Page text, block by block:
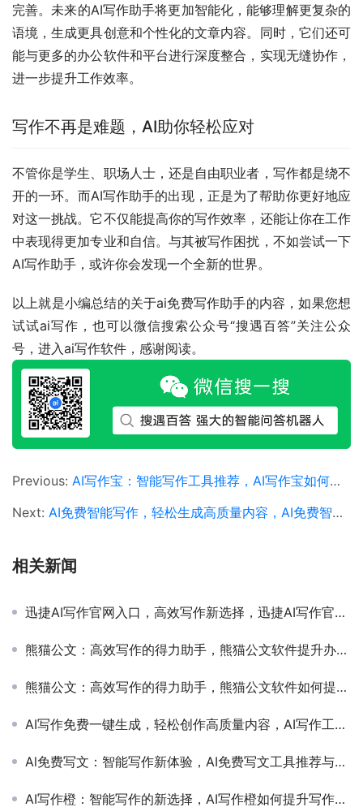
完善。未来的AI写作助手将更加智能化，能够理解更复杂的
语境，生成更具创意和个性化的文章内容。同时，它们还可
能与更多的办公软件和平台进行深度整合，实现无缝协作，
进一步提升工作效率。
写作不再是难题，AI助你轻松应对
不管你是学生、职场人士，还是自由职业者，写作都是绕不
开的一环。而AI写作助手的出现，正是为了帮助你更好地应
对这一挑战。它不仅能提高你的写作效率，还能让你在工作
中表现得更加专业和自信。与其被写作困扰，不如尝试一下
AI写作助手，或许你会发现一个全新的世界。
以上就是小编总结的关于ai免费写作助手的内容，如果您想
试试ai写作，也可以微信搜索公众号“搜遇百答”关注公众
号，进入ai写作软件，感谢阅读。
Previous: AI写作宝：智能写作工具推荐，AI写作宝如何提升写作效率和质量
Next: AI免费智能写作，轻松生成高质量内容，AI免费智能写作工具推荐与使用指南
相关新闻
迅捷AI写作官网入口，高效写作新选择，迅捷AI写作官网入口使用指南与功能介绍
熊猫公文：高效写作的得力助手，熊猫公文软件提升办公效率的实用指南
熊猫公文：高效写作的得力助手，熊猫公文软件如何提升办公效率
AI写作免费一键生成，轻松创作高质量内容，AI写作工具免费一键生成文章提升效率
Al免费写文：智能写作新体验，AI免费写文工具推荐与使用指南
AI写作橙：智能写作的新选择，AI写作橙如何提升写作效率与质量